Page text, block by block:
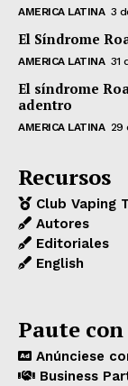
AMERICA LATINA 3
El Síndrome
AMERICA LATINA 31
El síndrome
adentro
AMERICA LATINA 29
Recursos
Club Vaping
Autores
Editoriales
English
Paute
Anúnciese
Business